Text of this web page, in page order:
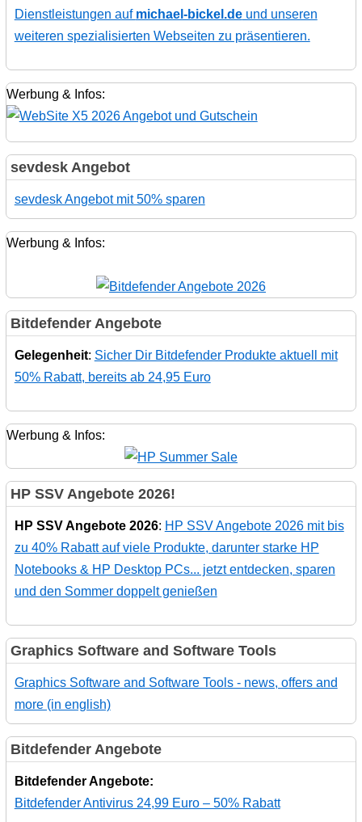
Dienstleistungen auf michael-bickel.deund unseren
weiteren spezialisierten Webseiten zu präsentieren.
Werbung & Infos:
sevdesk Angebot
sevdesk Angebot mit 50% sparen
Werbung & Infos:
Bitdefender Angebote
Gelegenheit: Sicher Dir Bitdefender Produkte aktuell mit
50% Rabatt, bereits ab 24,95 Euro
Werbung & Infos:
HP SSV Angebote 2026!
HP SSV Angebote 2026: HP SSV Angebote 2026 mit bis
zu 40% Rabatt auf viele Produkte, darunter starke HP
Notebooks & HP Desktop PCs... jetzt entdecken, sparen
und den Sommer doppelt genießen
Graphics Software and Software Tools
Graphics Software and Software Tools - news, offers and
more (in english)
Bitdefender Angebote
Bitdefender Angebote:
Bitdefender Antivirus 24,99 Euro – 50% Rabatt